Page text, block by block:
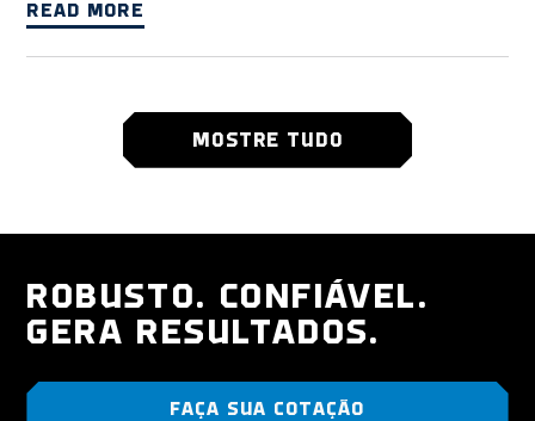
READ MORE
MOSTRE TUDO
ROBUSTO. CONFIÁVEL.
GERA RESULTADOS.
FAÇA SUA COTAÇÃO